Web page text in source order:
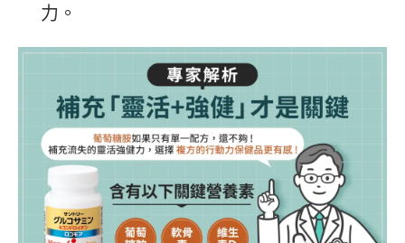
力。